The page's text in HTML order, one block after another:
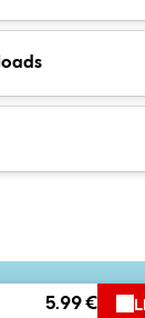
5.99 €